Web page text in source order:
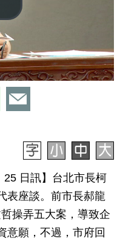
25 日訊】台北市長柯
表座談。前市長郝龍
操弄五大案，導致企
意願，不過，市府回